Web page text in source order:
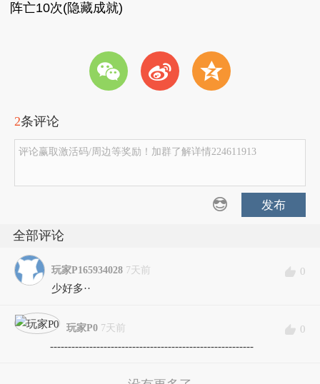
阵亡10次(隐藏成就)
w t z
2条评论
评论赢取激活码/周边等奖励！加群了解详情224611913
发布
全部评论
玩家P165934028 7天前
0
少好多··
玩家P0 7天前
0
---------------------------------------------------------